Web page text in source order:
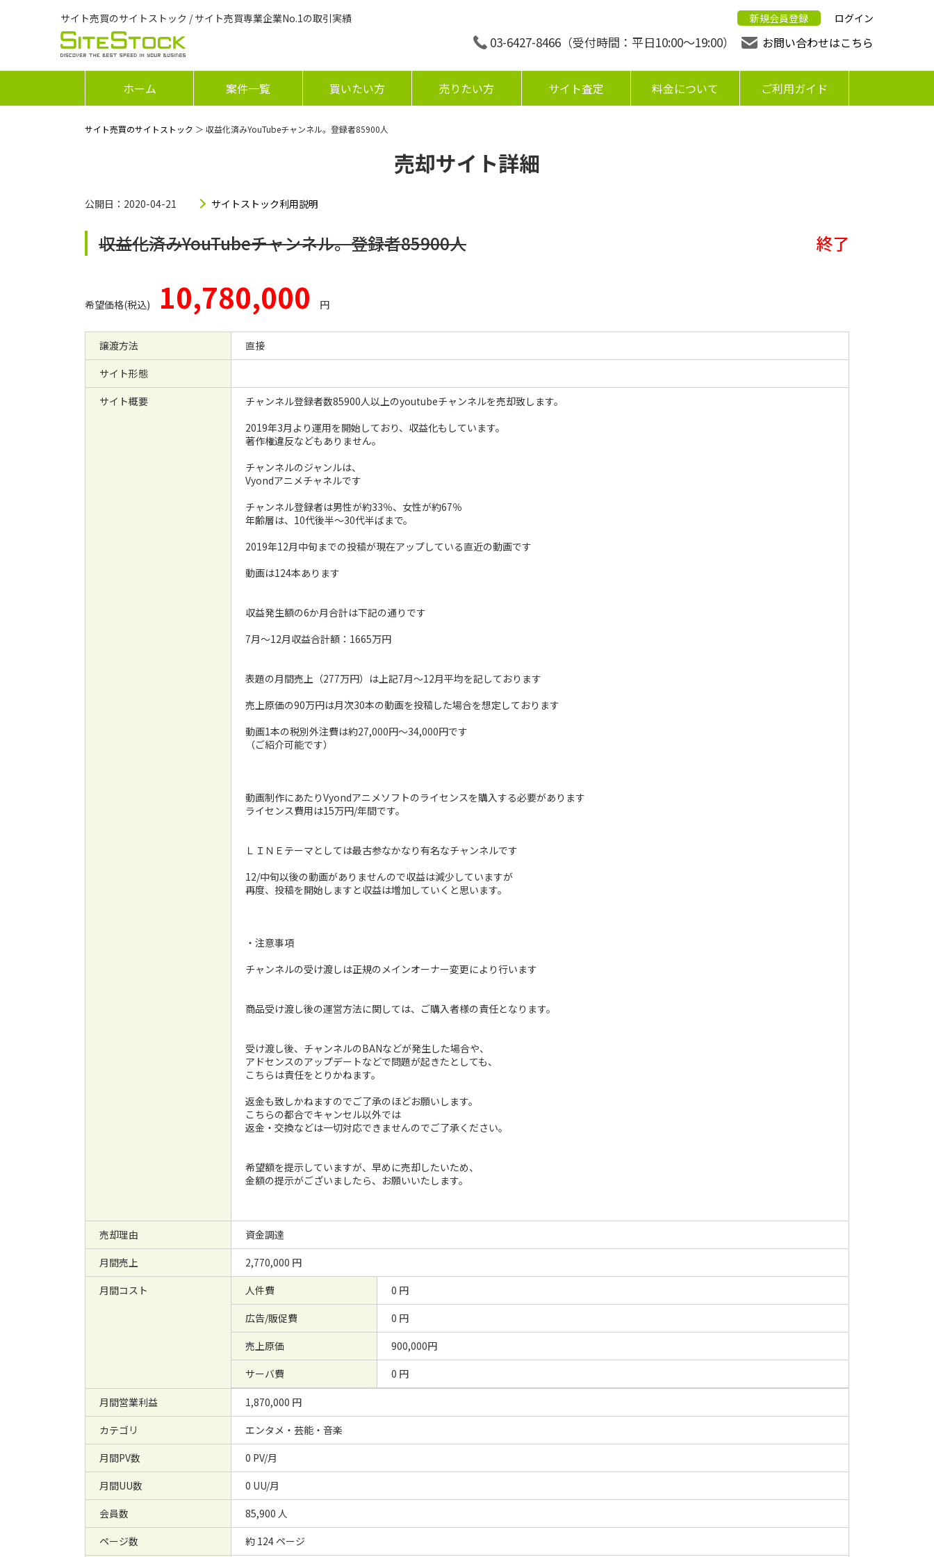
サイト売買のサイトストック / サイト売買専業企業No.1の取引実績 新規会員登録 ログイン
03-6427-8466 （受付時間：平日10:00〜19:00） お問い合わせはこちら
ホーム 案件一覧 買いたい方 売りたい方 サイト査定 料金について ご利用ガイド
サイト売買のサイトストック ＞ 収益化済みYouTubeチャンネル。登録者85900人
売却サイト詳細
公開日：2020-04-21 サイトストック利用説明
収益化済みYouTubeチャンネル。登録者85900人 終了
希望価格(税込) 10,780,000 円
譲渡方法
直接
サイト形態
サイト概要
チャンネル登録者数85900人以上のyoutubeチャンネルを売却致します。
2019年3月より運用を開始しており、収益化もしています。
著作権違反などもありません。
チャンネルのジャンルは、
Vyondアニメチャネルです
チャンネル登録者は男性が約33％、女性が約67％
年齢層は、10代後半～30代半ばまで。
2019年12月中旬までの投稿が現在アップしている直近の動画です
動画は124本あります
収益発生額の6か月合計は下記の通りです
7月～12月収益合計額：1665万円
表題の月間売上（277万円）は上記7月～12月平均を記しております
売上原価の90万円は月次30本の動画を投稿した場合を想定しております
動画1本の税別外注費は約27,000円～34,000円です
（ご紹介可能です）
動画制作にあたりVyondアニメソフトのライセンスを購入する必要があります
ライセンス費用は15万円/年間です。
ＬＩＮＥテーマとしては最古参なかなり有名なチャンネルです
12/中旬以後の動画がありませんので収益は減少していますが
再度、投稿を開始しますと収益は増加していくと思います。
・注意事項
チャンネルの受け渡しは正規のメインオーナー変更により行います
商品受け渡し後の運営方法に関しては、ご購入者様の責任となります。
受け渡し後、チャンネルのBANなどが発生した場合や、
アドセンスのアップデートなどで問題が起きたとしても、
こちらは責任をとりかねます。
返金も致しかねますのでご了承のほどお願いします。
こちらの都合でキャンセル以外では
返金・交換などは一切対応できませんのでご了承ください。
希望額を提示していますが、早めに売却したいため、
金額の提示がございましたら、お願いいたします。
売却理由
資金調達
月間売上
2,770,000 円
月間コスト
人件費
0 円
広告/販促費
0 円
売上原価
900,000円
サーバ費
0 円
月間営業利益
1,870,000 円
カテゴリ
エンタメ・芸能・音楽
月間PV数
0 PV/月
月間UU数
0 UU/月
会員数
85,900 人
ページ数
約 124 ページ